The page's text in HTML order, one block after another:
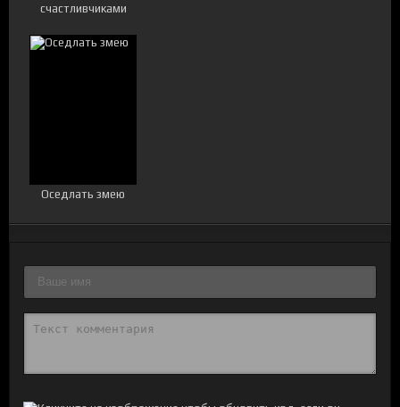
счастливчиками
Оседлать змею